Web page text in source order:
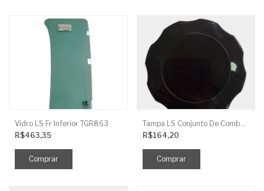
Vidro LS Fr Inferior TGR863
R$463,35
R$164,20